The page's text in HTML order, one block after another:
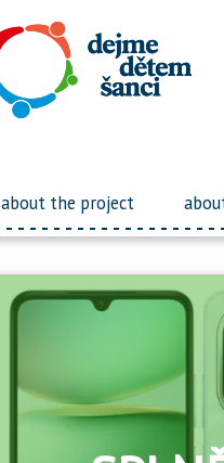
about the project